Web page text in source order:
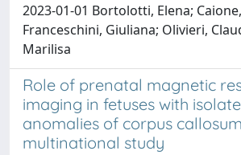
2023-01-01 Bortolotti, Elena;
Franceschini, Giuliana; Olivieri,
Marilisa
Role of prenatal magnetic
imaging in fetuses with
anomalies of corpus
multinational study